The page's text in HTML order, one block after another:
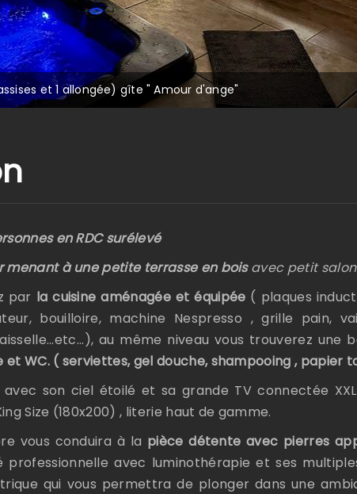
et 1 allongée) gîte " Amour d'ange"
en RDC surélevé
menant à une petite terrasse en boisavec petit
par la cuisine aménagée et équipée ( plaques
bouilloire, machine Nespresso , grille pain,
au même niveau vous trouverez
et WC. ( serviettes, gel douche, shampooing , papier
avec son ciel étoilé et sa grande TV connectée
Size (180x200) , literie haut de gamme.
vous conduira à la pièce détente avec pierres
professionnelle avec luminothérapie et ses
qui vous permettra de plonger dans une